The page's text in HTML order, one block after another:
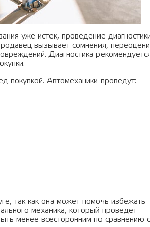
уже истек, проведение
вызывает сомнения,
Диагностика
покупкой. Автомеханики проведут:
так как она может помочь избежать
механика, который проведет
менее всесторонним по сравнению с